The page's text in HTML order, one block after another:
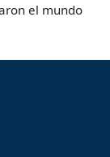
el mundo